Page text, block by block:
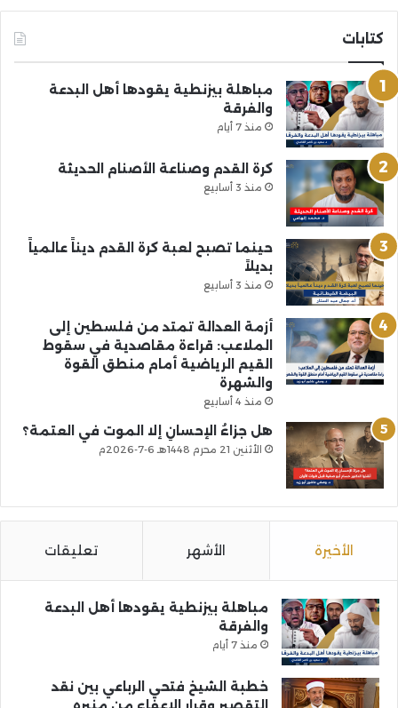
كتابات
مباهلة بيزنطية يقودها أهل البدعة
والفرقة
منذ 7 أيام
كرة القدم وصناعة الأصنام الحديثة
منذ 3 أسابيع
حينما تصبح لعبة كرة القدم ديناً عالمياً
بديلاً
منذ 3 أسابيع
أزمة العدالة تمتد من فلسطين إلى
الملاعب: قراءة مقاصدية في سقوط
القيم الرياضية أمام منطق القوة
والشهرة
منذ 4 أسابيع
هل جزاءُ الإحسانِ إلا الموت في العتمة؟
الأثنين 21 محرم 1448هـ 6-7-2026م
الأخيرة الأشهر تعليقات
مباهلة بيزنطية يقودها أهل البدعة
والفرقة
منذ 7 أيام
خطبة الشيخ فتحي الرباعي بين نقد